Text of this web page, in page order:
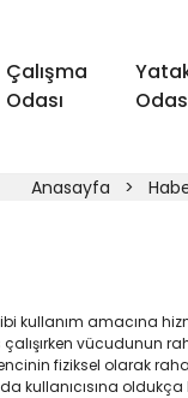
Çalışma
Odası
Anasayfa
amacına
fiziksel olarak
kullanıcısına